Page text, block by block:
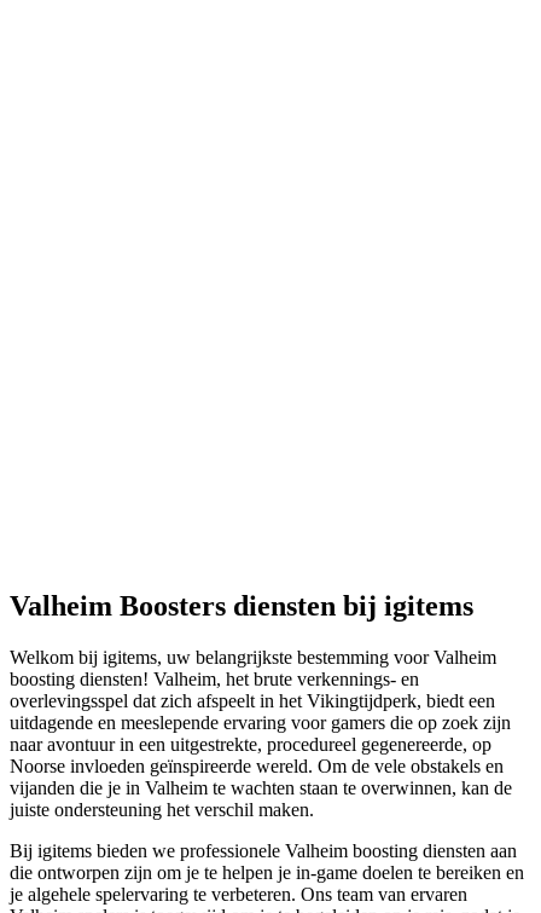
Valheim Boosters diensten bij igitems
Welkom bij igitems, uw belangrijkste bestemming voor Valheim
boosting diensten! Valheim, het brute verkennings- en
overlevingsspel dat zich afspeelt in het Vikingtijdperk, biedt een
uitdagende en meeslepende ervaring voor gamers die op zoek zijn
naar avontuur in een uitgestrekte, procedureel gegenereerde, op
Noorse invloeden geïnspireerde wereld. Om de vele obstakels en
vijanden die je in Valheim te wachten staan te overwinnen, kan de
juiste ondersteuning het verschil maken.
Bij igitems bieden we professionele Valheim boosting diensten aan
die ontworpen zijn om je te helpen je in-game doelen te bereiken en
je algehele spelervaring te verbeteren. Ons team van ervaren